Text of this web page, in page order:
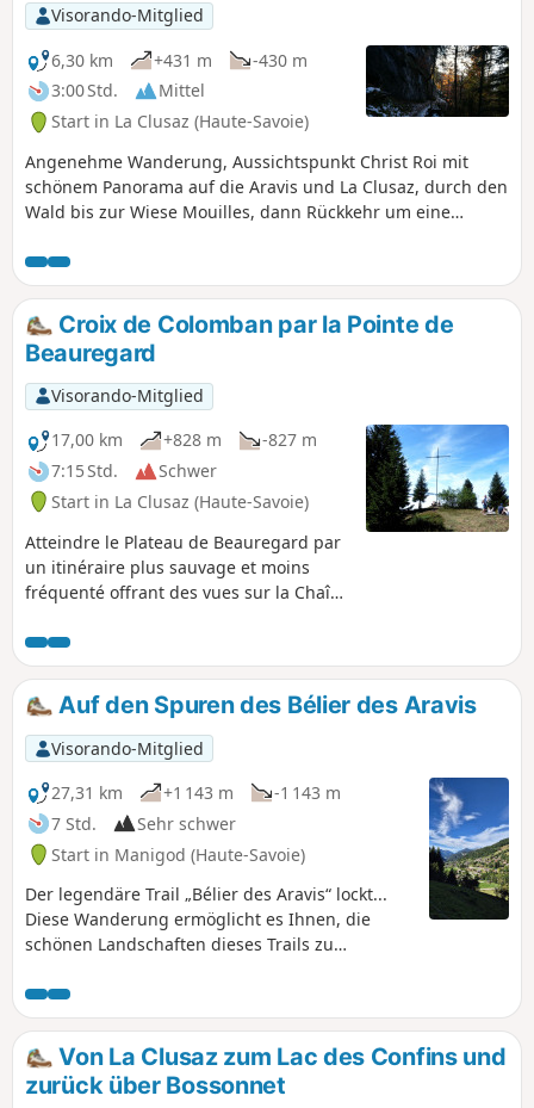
Visorando-Mitglied
6,30 km
+431 m
-430 m
3:00 Std.
Mittel
Start in La Clusaz (Haute-Savoie)
Angenehme Wanderung, Aussichtspunkt Christ Roi mit
schönem Panorama auf die Aravis und La Clusaz, durch den
Wald bis zur Wiese Mouilles, dann Rückkehr um eine
Croix de Colomban par la Pointe de
Beauregard
Visorando-Mitglied
17,00 km
+828 m
-827 m
7:15 Std.
Schwer
Start in La Clusaz (Haute-Savoie)
Atteindre le Plateau de Beauregard par
un itinéraire plus sauvage et moins
fréquenté offrant des vues sur la Chaîne
Pointe de Beauregard à la Croix de
Colomban, profitez de points de vue
panoramiques.
Auf den Spuren des Bélier des Aravis
Visorando-Mitglied
27,31 km
+1 143 m
-1 143 m
7 Std.
Sehr schwer
Start in Manigod (Haute-Savoie)
Der legendäre Trail „Bélier des Aravis“ lockt...
Diese Wanderung ermöglicht es Ihnen, die
schönen Landschaften dieses Trails zu
Strecke des Bélier abdeckt. Eine sehr lange
Wanderung, deren Höhenunterschiede sich
gleichmäßig über die gesamte Strecke
verteilen. Bei Bedarf gibt es Abkürzungen oder
Ausweichmöglichkeiten.
Von La Clusaz zum Lac des Confins und
zurück über Bossonnet